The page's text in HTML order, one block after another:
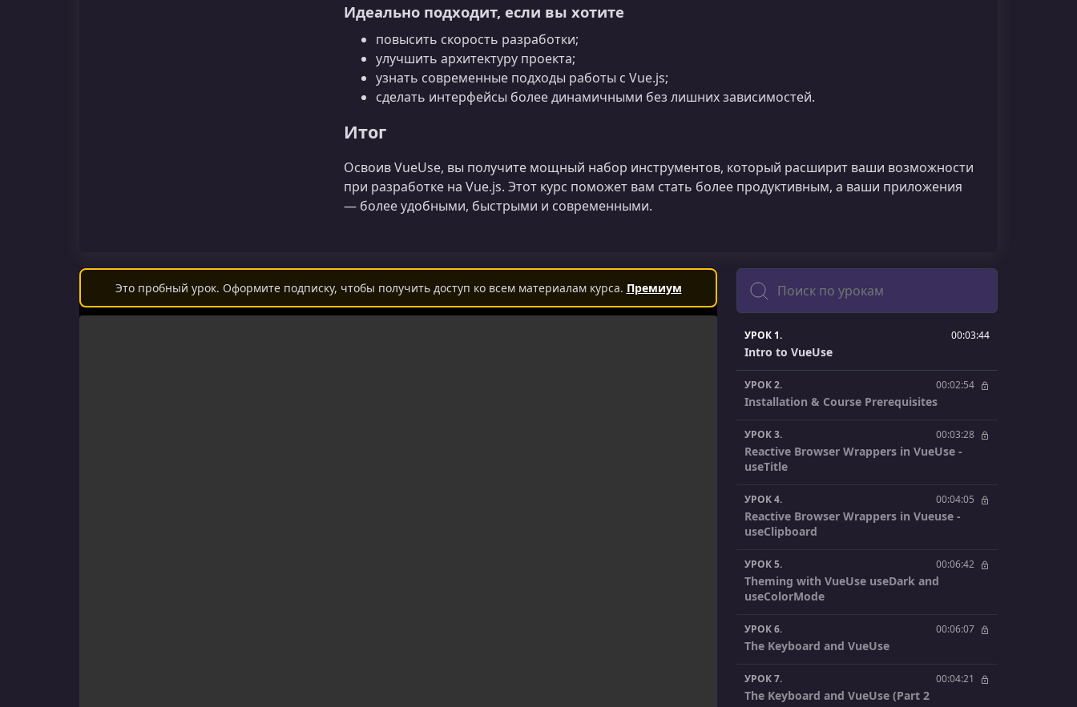
Идеально подходит, если вы хотите
повысить скорость разработки;
улучшить архитектуру проекта;
узнать современные подходы работы с Vue.js;
сделать интерфейсы более динамичными без лишних зависимостей.
Итог
Освоив VueUse, вы получите мощный набор инструментов, который расширит ваши возможности
при разработке на Vue.js. Этот курс поможет вам стать более продуктивным, а ваши приложения
— более удобными, быстрыми и современными.
Это пробный урок. Оформите подписку, чтобы получить доступ ко всем материалам курса. Премиум
Поиск
УРОК 1. 00:03:44
Intro to VueUse
УРОК 2. 00:02:54
Installation & Course Prerequisites
УРОК 3. 00:03:28
Reactive Browser Wrappers in VueUse -
useTitle
УРОК 4. 00:04:05
Reactive Browser Wrappers in Vueuse -
useClipboard
УРОК 5. 00:06:42
Theming with VueUse useDark and
useColorMode
УРОК 6. 00:06:07
The Keyboard and VueUse
УРОК 7. 00:04:21
The Keyboard and VueUse (Part 2